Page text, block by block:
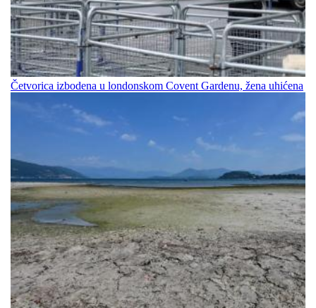
Četvorica izbodena u londonskom Covent Gardenu, žena uhićena